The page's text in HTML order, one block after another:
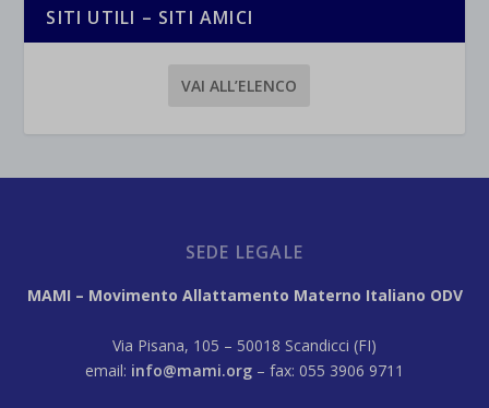
SITI UTILI – SITI AMICI
VAI ALL’ELENCO
SEDE LEGALE
MAMI – Movimento Allattamento Materno Italiano ODV
Via Pisana, 105 – 50018 Scandicci (FI)
email: info@mami.org – fax: 055 3906 9711